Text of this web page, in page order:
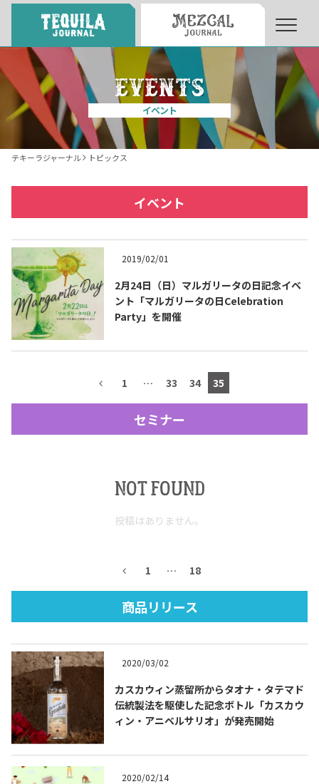
About About Tequila Journal
テキーラとは What’s Tequila
テキーラマーケット
テキーラの飲み方 How to Drink Tequila
メキシコ料理
Events List
お問合せ テキーラ・メスカルが飲める
バー＆レストラン
Tequila Journal SNS
イベント
テキーラジャーナル トピックス
イベント
2019/02/01
2月24日（日）マルガリータの日記念イベ
ント「マルガリータの日Celebration
Party」を開催
1 … 33 34 35
セミナー
NOT FOUND
投稿はありません。
1 … 18
商品リリース
2020/03/02
カスカウィン蒸留所からタオナ・タテマド
伝統製法を駆使した記念ボトル「カスカウ
ィン・アニベルサリオ」が発売開始
2020/02/14